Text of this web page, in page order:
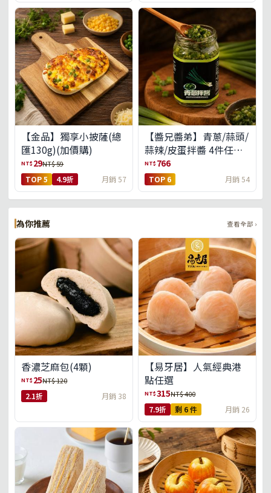
【金品】獨享小披薩(總
匯130g)(加價購)
NT$ 29NT$ 59
TOP 5 4.9折 月銷 57
【醬兄醬弟】青蔥/蒜頭/
蒜辣/皮蛋拌醬 4件任選
(免運組)
NT$ 766
TOP 6 月銷 54
為你推薦 查看全部 ›
香濃芝麻包(4顆)
NT$ 25NT$ 120
2.1折 月銷 38
【易牙居】人氣經典港
點任選
NT$315NT$ 400
7.9折 剩 6 件 月銷 26